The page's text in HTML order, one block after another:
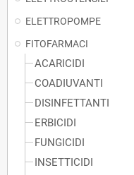
ELETTROPOMPE
FITOFARMACI
ACARICIDI
COADIUVANTI
DISINFETTANTI
ERBICIDI
FUNGICIDI
INSETTICIDI